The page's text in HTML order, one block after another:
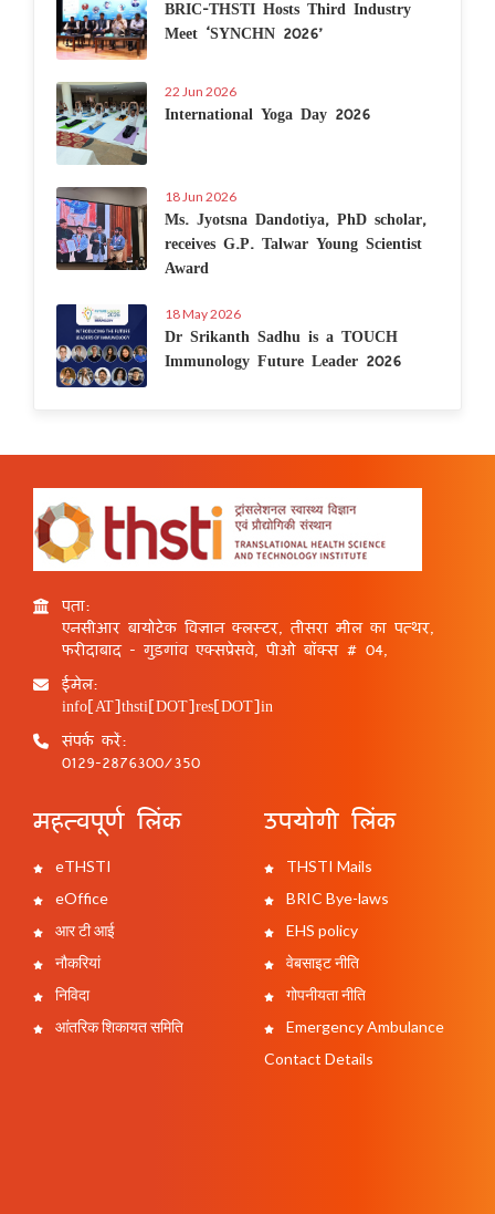
BRIC-THSTI Hosts Third Industry
Meet ‘SYNCHN 2026’
22 Jun 2026
International Yoga Day 2026
18 Jun 2026
Ms. Jyotsna Dandotiya, PhD scholar,
receives G.P. Talwar Young Scientist
Award
18 May 2026
Dr Srikanth Sadhu is a TOUCH
Immunology Future Leader 2026
पता:
एनसीआर बायोटेक विज्ञान क्लस्टर, तीसरा मील का पत्थर,
फरीदाबाद - गुड़गांव एक्सप्रेसवे, पीओ बॉक्स # 04,
ईमेल:
info[AT]thsti[DOT]res[DOT]in
संपर्क करें:
0129-2876300/350
महत्वपूर्ण लिंक
eTHSTI
eOffice
आर टी आई
नौकरियां
निविदा
आंतरिक शिकायत समिति
उपयोगी लिंक
THSTI Mails
BRIC Bye-laws
EHS policy
वेबसाइट नीति
गोपनीयता नीति
Emergency Ambulance
Contact Details